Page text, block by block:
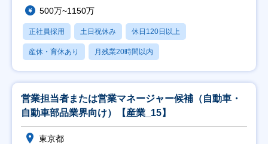
500万~1150万
正社員採用 土日祝休み 休日120日以上
産休・育休あり 月残業20時間以内
営業担当者または営業マネージャー候補（自動車・
自動車部品業界向け）【産業_15】
東京都